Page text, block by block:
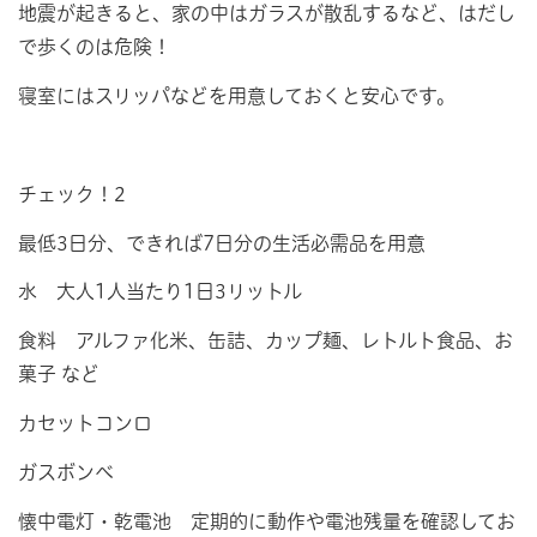
地震が起きると、家の中はガラスが散乱するなど、はだし
で歩くのは危険！
寝室にはスリッパなどを用意しておくと安心です。
チェック！2
最低3日分、できれば7日分の生活必需品を用意
水 大人1人当たり1日3リットル
食料 アルファ化米、缶詰、カップ麺、レトルト食品、お
菓子 など
カセットコンロ
ガスボンベ
懐中電灯・乾電池 定期的に動作や電池残量を確認してお